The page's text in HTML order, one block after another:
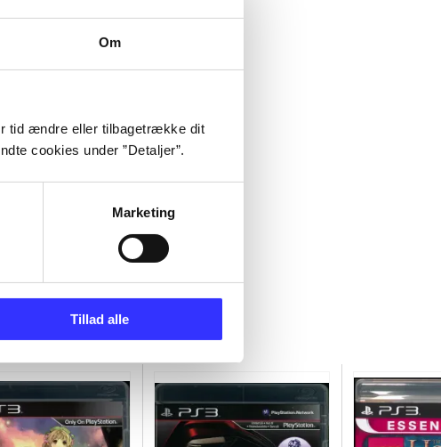
Om
tid ændre eller tilbagetrække dit
cookies under ”Detaljer”.
Marketing
Tillad alle